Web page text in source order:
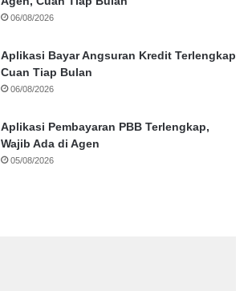
06/08/2026
Aplikasi Bayar Angsuran Kredit Terlengkap
Cuan Tiap Bulan
06/08/2026
Aplikasi Pembayaran PBB Terlengkap,
Wajib Ada di Agen
05/08/2026